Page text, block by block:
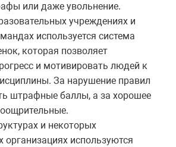
или даже увольнение.
учреждениях и
используется система
которая позволяет
и мотивировать людей к
За нарушение правил
штрафные баллы, а за хорошее
.
и некоторых
организациях используются